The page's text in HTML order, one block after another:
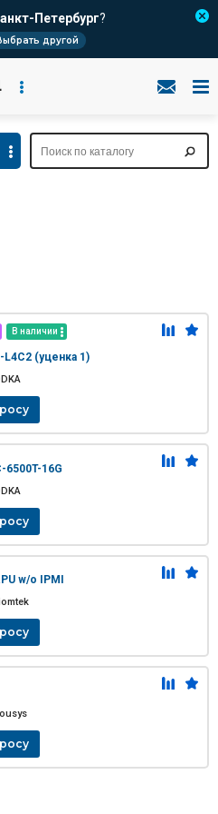
Петербург?
другой
В наличии
L4C2 (уценка 1)
6500T-16G
w/o IPMI